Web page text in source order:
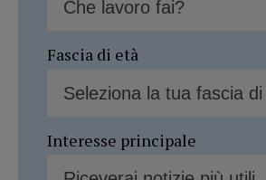
Fascia di età
Interesse principale